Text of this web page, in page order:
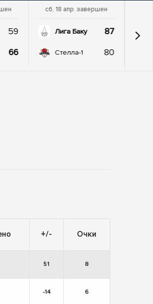
59
66
сб, 18 апр. завершен
Лига Баку 87
Стелла-1 80
+/- Очки
51 8
-14 6